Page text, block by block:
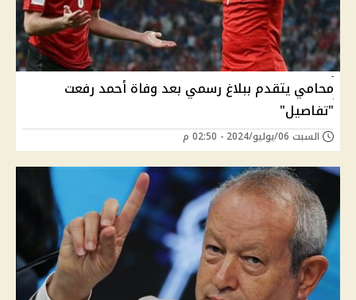
محامي يتقدم ببلاغ رسمي بعد وفاة أحمد رفعت
"تفاصيل"
السبت 06/يوليو/2024 - 02:50 م